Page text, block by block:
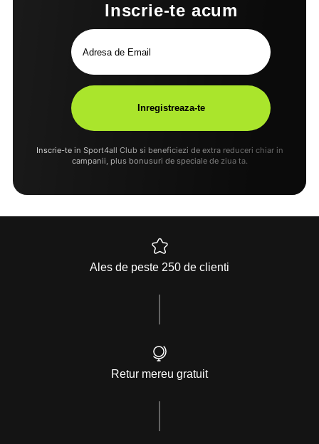
Inscrie-te acum
Inscrie-te in Sport4all Club si beneficiezi de extra reduceri chiar in
campanii, plus bonusuri de speciale de ziua ta.
Ales de peste 250 de clienti
Retur mereu gratuit